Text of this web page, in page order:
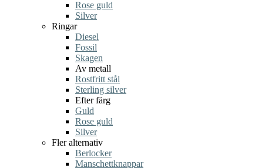
Rose guld
Silver
Ringar
Diesel
Fossil
Skagen
Av metall
Rostfritt stål
Sterling silver
Efter färg
Guld
Rose guld
Silver
Fler alternativ
Berlocker
Manschettknappar